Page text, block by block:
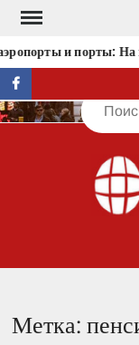
Перейти
содержимомуи порты: На
facebook
Поиск
Метка: